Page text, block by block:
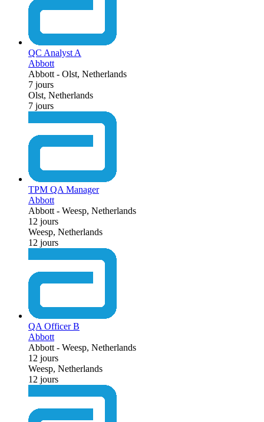
QC Analyst A
Abbott
Abbott - Olst, Netherlands
7 jours
Olst, Netherlands
7 jours
TPM QA Manager
Abbott
Abbott - Weesp, Netherlands
12 jours
Weesp, Netherlands
12 jours
QA Officer B
Abbott
Abbott - Weesp, Netherlands
12 jours
Weesp, Netherlands
12 jours